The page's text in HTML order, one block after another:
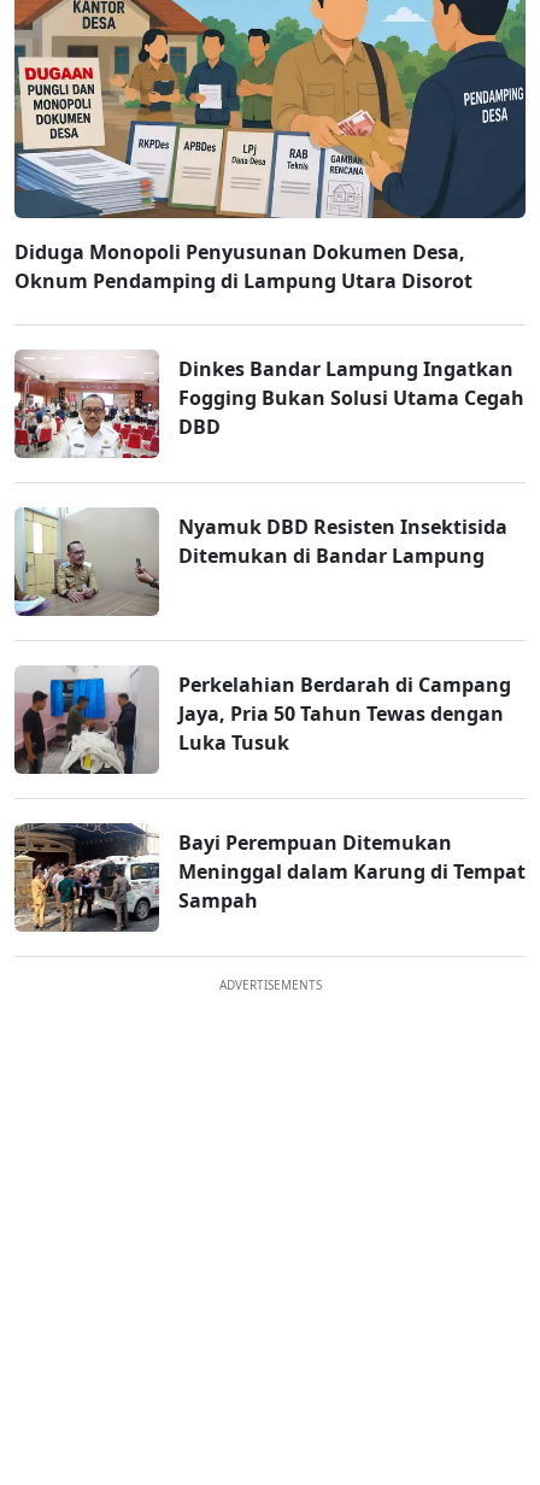
Diduga Monopoli Penyusunan Dokumen Desa,
Oknum Pendamping di Lampung Utara Disorot
Dinkes Bandar Lampung Ingatkan
Fogging Bukan Solusi Utama Cegah
DBD
Nyamuk DBD Resisten Insektisida
Ditemukan di Bandar Lampung
Perkelahian Berdarah di Campang
Jaya, Pria 50 Tahun Tewas dengan
Luka Tusuk
Bayi Perempuan Ditemukan
Meninggal dalam Karung di Tempat
Sampah
ADVERTISEMENTS